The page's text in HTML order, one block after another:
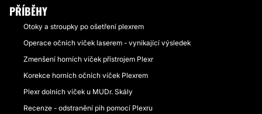
PŘÍBĚHY
Otoky a stroupky po ošetření plexrem
Operace očních víček laserem - vynikající výsledek
Zmenšení horních víček přístrojem Plexr
Korekce horních očních víček Plexrem
Plexr dolních víček u MUDr. Skály
Recenze - odstranění pih pomocí Plexru